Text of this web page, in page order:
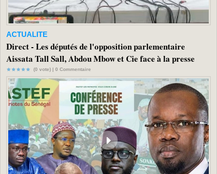
ACTUALITE
Direct - Les députés de l'opposition parlementaire
Aissata Tall Sall, Abdou Mbow et Cie face à la presse
(0 vote) | 0 Commentaire